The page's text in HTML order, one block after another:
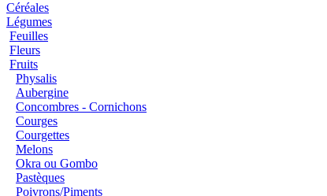
Céréales
Légumes
Feuilles
Fleurs
Fruits
Physalis
Aubergine
Concombres - Cornichons
Courges
Courgettes
Melons
Okra ou Gombo
Pastèques
Poivrons/Piments